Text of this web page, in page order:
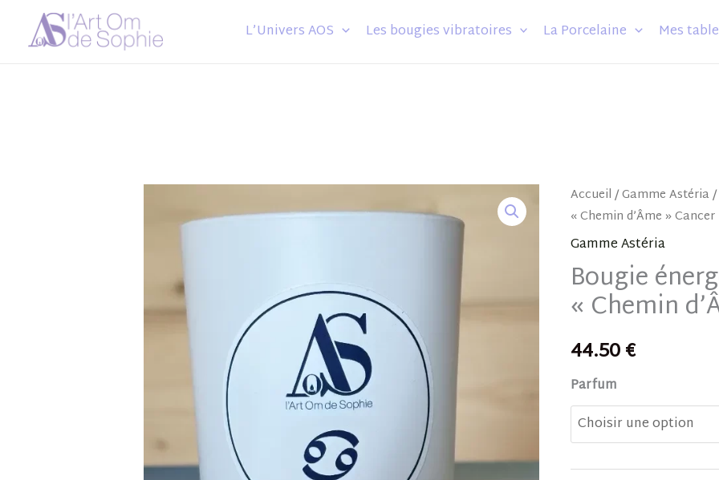
L’Univers AOS Les bougies vibratoires La Porcelaine Mes
Accueil/Gamme Astéria/
« Chemin d’Âme » Cancer
Gamme Astéria
Bougie
« Chemin
44.50€
Parfum
quantité
de
Bougie
énergétique
parfumée
"Chemin
Cancer